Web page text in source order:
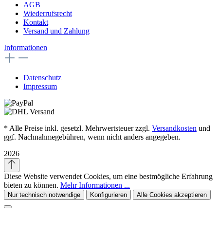
AGB
Wiederrufsrecht
Kontakt
Versand und Zahlung
Informationen
Datenschutz
Impressum
* Alle Preise inkl. gesetzl. Mehrwertsteuer zzgl. Versandkosten und
ggf. Nachnahmegebühren, wenn nicht anders angegeben.
2026
Diese Website verwendet Cookies, um eine bestmögliche Erfahrung
bieten zu können. Mehr Informationen ...
Nur technisch notwendige Konfigurieren Alle Cookies akzeptieren